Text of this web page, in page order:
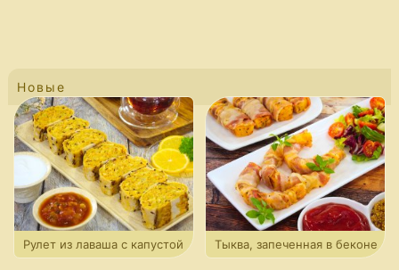
Новые
Рулет из лаваша с капустой Тыква, запеченная в беконе